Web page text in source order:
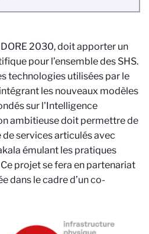
2030, doit apporter un
pour l’ensemble des SHS.
technologies utilisées par le
les nouveaux modèles
sur l'Intelligence
ambitieuse doit permettre de
services articulés avec
émulant les pratiques
projet se fera en partenariat
dans le cadre d’un co-